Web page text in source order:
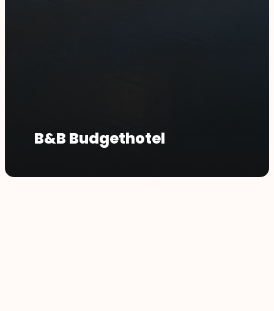
B&B Budgethotel